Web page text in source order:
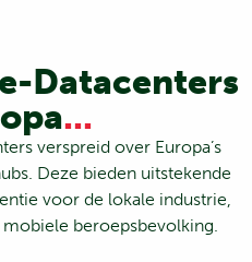
Datacenters
...
verspreid over Europa’s
Deze bieden uitstekende
voor de lokale industrie,
beroepsbevolking.